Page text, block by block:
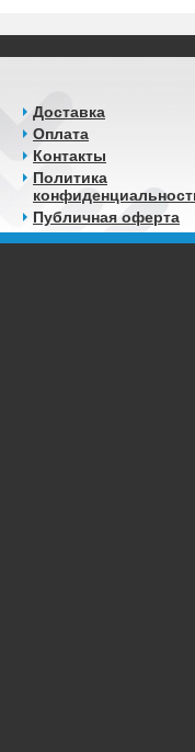
Доставка
Оплата
Контакты
Политика
Публичная оферта